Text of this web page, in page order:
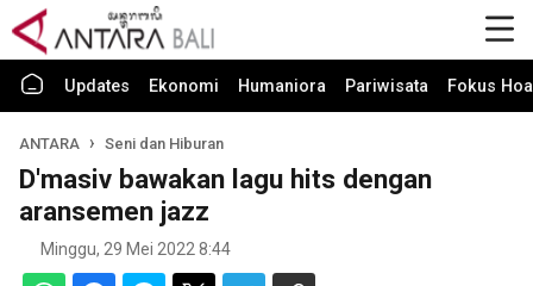
Updates Ekonomi Humaniora Pariwisata Fokus
ANTARA Seni dan Hiburan
D'masiv bawakan lagu hits dengan
aransemen jazz
Minggu, 29 Mei 2022 8:44